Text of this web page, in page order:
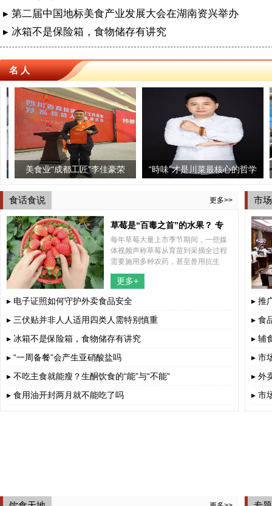
▸ 第二届中国地标美食产业发展大会在湖南资兴举办
▸ 冰箱不是保险箱，食物储存有讲究
简阳“四式课堂”交出农村交通治理精准答卷
名 人
匠”李佳豪荣
“時味”才是川菜最核心的哲学
从炊事班长到
三个椰子椰子鸡火锅印象城
成都街子古镇上演“
食话食说 更多>>
草莓是“百毒之首”的水果？ 专
家“五问五答”为你解惑
每年草莓大量上市季节期间，一些媒
体视频声称草莓从育苗到采摘全过程
需要施用多种农药，甚至兽用抗生
素，认为草莓不能吃。这些视频不断
传播，引起公众关注，也引发了不少
更多+
▸ 电子证照如何守护外卖食品安全
▸ 三伏贴并非人人适用四类人需特别慎重
▸ 冰箱不是保险箱，食物储存有讲究
▸ “一周备餐”会产生亚硝酸盐吗
▸ 不吃主食就能瘦？生酮饮食的“能”与“不能”
▸ 食用油开封两月就不能吃了吗
市
▸ 推
▸ 食
▸ 辅
▸ 市
▸ 外
▸ 市